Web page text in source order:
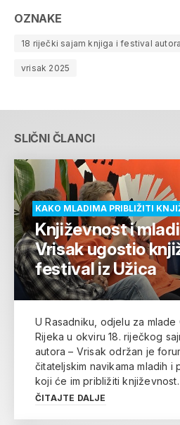
OZNAKE
18 riječki sajam knjiga i festival
vrisak 2025
SLIČNI ČLANCI
KAKO MLADIMA PRIBLIŽITI
Književnost i
Vrisak ugostio
festival iz Užica
U Rasadniku, odjelu za
Rijeka u okviru 18. riječkog
autora – Vrisak održan je
čitateljskim navikama mladih i
koji će im približiti književnost.
ČITAJTE DALJE